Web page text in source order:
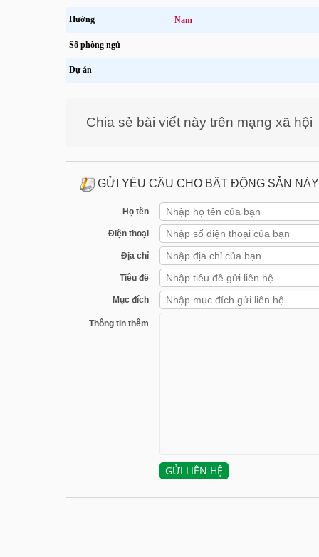
Hướng Nam
Số phòng ngủ
Dự án
Chia sẻ bài viết này trên mạng xã hội
GỬI YÊU CẦU CHO BẤT ĐỘNG SẢN NÀY
Họ tên
Điện thoại
Địa chỉ
Tiêu đề
Mục đích
Thông tin thêm